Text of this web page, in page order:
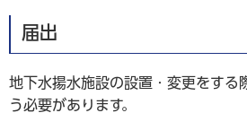
届出
地下水揚水施設の設置・変更をする
う必要があります。